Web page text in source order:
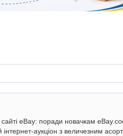
eBay: поради новачкам
аукціон з величезним